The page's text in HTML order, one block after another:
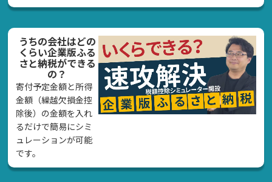
うちの会社はどの
くらい企業版ふる
さと納税ができる
の？
寄付予定金額と所得
金額（繰越欠損金控
除後）の金額を入れ
るだけで簡易にシミ
ュレーションが可能
です。